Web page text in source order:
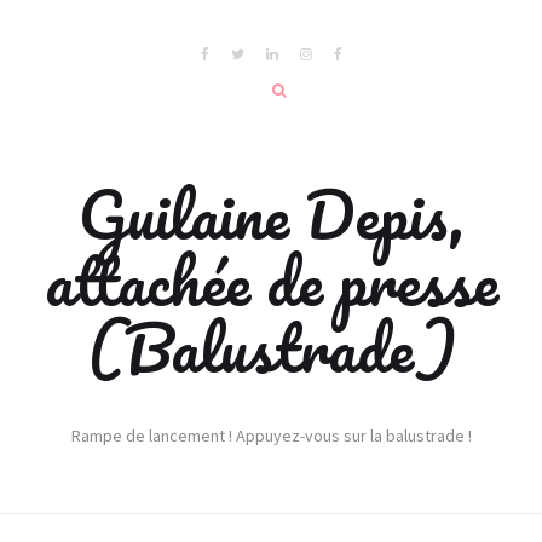
Guilaine Depis,
attachée de presse
(Balustrade)
Rampe de lancement ! Appuyez-vous sur la balustrade !